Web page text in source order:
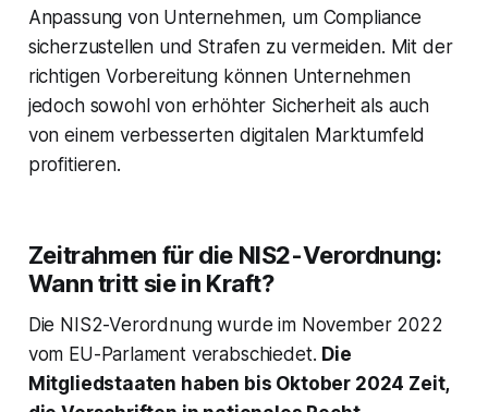
Anpassung von Unternehmen, um Compliance
sicherzustellen und Strafen zu vermeiden. Mit der
richtigen Vorbereitung können Unternehmen
jedoch sowohl von erhöhter Sicherheit als auch
von einem verbesserten digitalen Marktumfeld
profitieren.
Zeitrahmen für die NIS2-Verordnung:
Wann tritt sie in Kraft?
Die NIS2-Verordnung wurde im November 2022
vom EU-Parlament verabschiedet. Die
Mitgliedstaaten haben bis Oktober 2024 Zeit,